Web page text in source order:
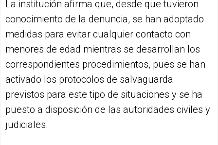
La institución afirma que, desde que tuvieron
conocimiento de la denuncia, se han adoptado
medidas para evitar cualquier contacto con
menores de edad mientras se desarrollan los
correspondientes procedimientos, pues se han
activado los protocolos de salvaguarda
previstos para este tipo de situaciones y se ha
puesto a disposición de las autoridades civiles y
judiciales.